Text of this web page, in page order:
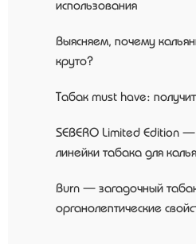
использования
Выясняем, почему
круто?
Табак must have:
SEBERO Limited Edition
линейки табака для
Burn — загадочный
органолептические